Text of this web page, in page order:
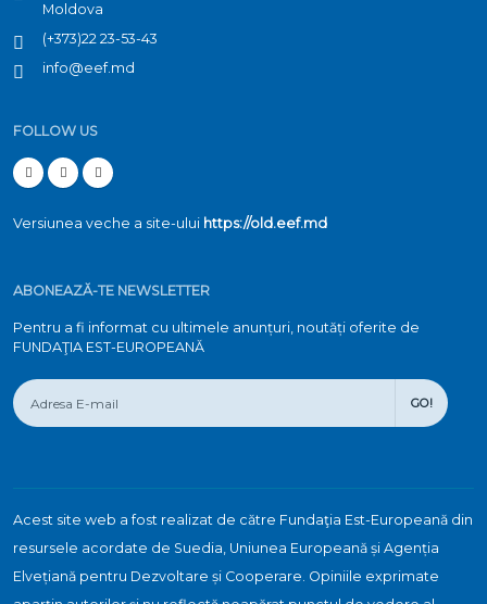
Moldova
(+373)22 23-53-43
info@eef.md
FOLLOW US
Versiunea veche a site-ului https://old.eef.md
ABONEAZĂ-TE NEWSLETTER
Pentru a fi informat cu ultimele anunțuri, noutăți oferite de
FUNDAŢIA EST-EUROPEANĂ
GO!
Acest site web a fost realizat de către Fundaţia Est-Europeană din
resursele acordate de Suedia, Uniunea Europeană și Agenția
Elvețiană pentru Dezvoltare și Cooperare. Opiniile exprimate